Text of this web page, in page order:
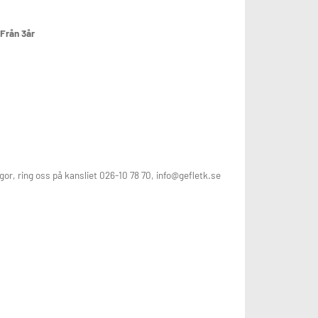
3år
ring oss på kansliet 026-10 78 70, info@gefletk.se